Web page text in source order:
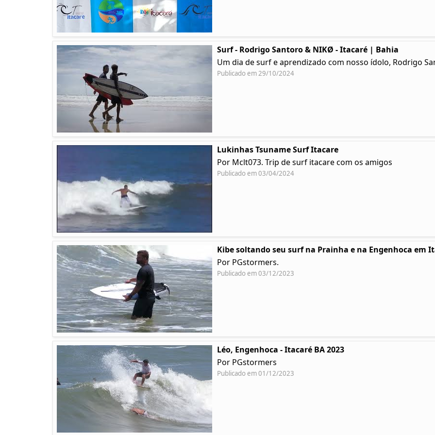
Surf - Rodrigo Santoro & NIKØ - Itacaré | Bahia
Um dia de surf e aprendizado com nosso ídolo, Rodrigo
Publicado em 29/10/2024
Lukinhas Tsuname Surf Itacare
Por Mclt073. Trip de surf itacare com os amigos
Publicado em 03/04/2024
Kibe soltando seu surf na Prainha e na Engenhoca em
Por PGstormers.
Publicado em 03/12/2023
Léo, Engenhoca - Itacaré BA 2023
Por PGstormers
Publicado em 01/12/2023